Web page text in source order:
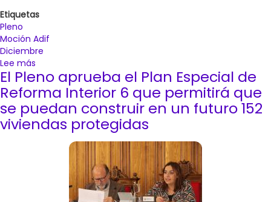
Etiquetas
Pleno
Moción Adif
Diciembre
Lee más
El
Pleno
aprueba
por
unanimidad
El Pleno aprueba el Plan Especial de
Reforma Interior 6 que permitirá que
se puedan construir en un futuro 152
viviendas protegidas